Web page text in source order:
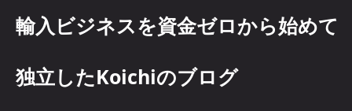
輸入ビジネスを資金ゼロから始めて
独立したKoichiのブログ